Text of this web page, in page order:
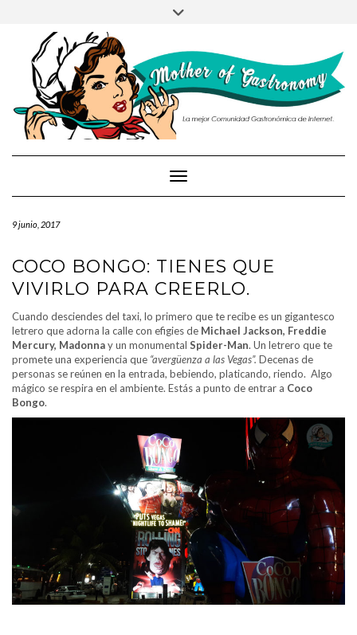
Alternar
Cambiar modo de navegación
9 junio, 2017
COCO BONGO: TIENES QUE
VIVIRLO PARA CREERLO.
Cuando desciendes del taxi, lo primero que te recibe es un gigantesco
letrero que adorna la calle con efigies de Michael Jackson, Freddie
Mercury, Madonnay un monumental Spider-Man. Un letrero que te
promete una experiencia que “avergüenza a las Vegas”. Decenas de
personas se reúnen en la entrada, bebiendo, platicando, riendo. Algo
mágico se respira en el ambiente. Estás a punto de entrar a Coco
Bongo.